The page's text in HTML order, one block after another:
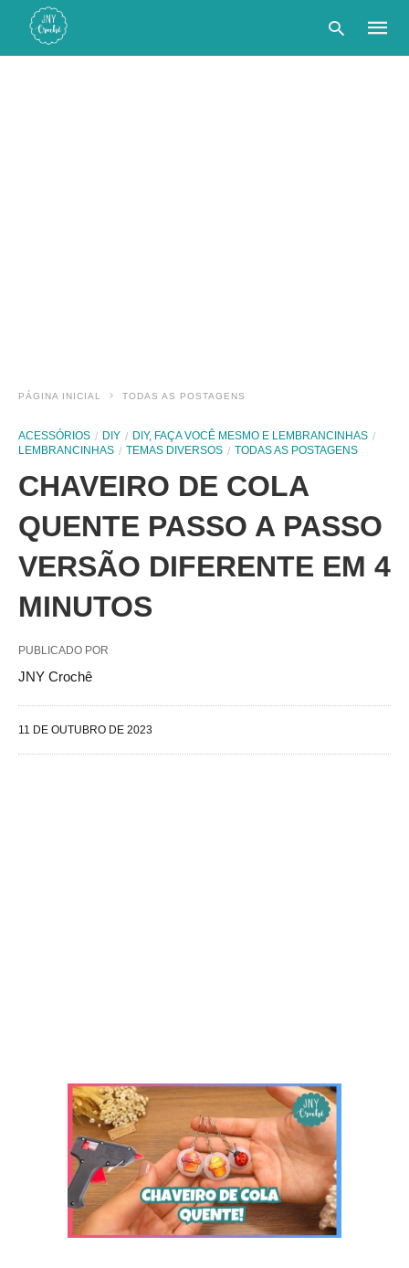
PÁGINA INICIAL TODAS AS POSTAGENS
ACESSÓRIOS DIY
DIY, FAÇA VOCÊ MESMO E LEMBRANCINHAS
LEMBRANCINHAS
TEMAS DIVERSOS TODAS AS POSTAGENS
CHAVEIRO DE COLA
QUENTE PASSO A PASSO
VERSÃO DIFERENTE EM 4
MINUTOS
PUBLICADO POR
JNY Crochê
11 DE OUTUBRO DE 2023